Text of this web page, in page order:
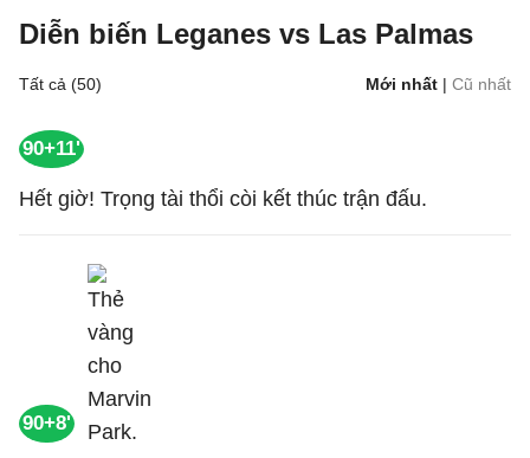
Diễn biến Leganes vs Las Palmas
Tất cả (50) Mới nhất | Cũ nhất
90+11'
Hết giờ! Trọng tài thổi còi kết thúc trận đấu.
90+8'